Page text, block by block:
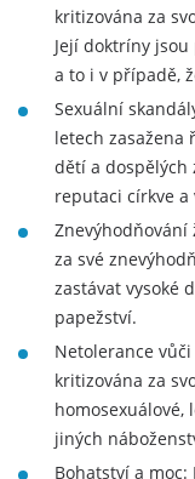
kritizována za
Její doktríny
a to i v případě,
Sexuální
letech zasažena
dětí a dospělých
reputaci církve
Znevýhodňování
za své
zastávat vysoké
papežství.
Netolerance
kritizována za
homosexuálové,
jiných
Bohatství a